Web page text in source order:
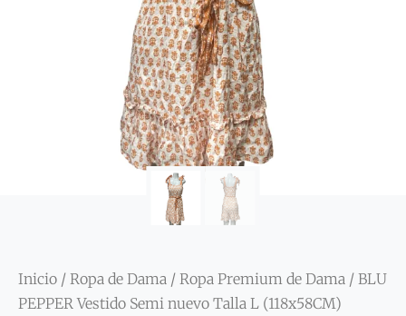
Inicio / Ropa de Dama / Ropa Premium de Dama / BLU
PEPPER Vestido Semi nuevo Talla L (118x58CM)